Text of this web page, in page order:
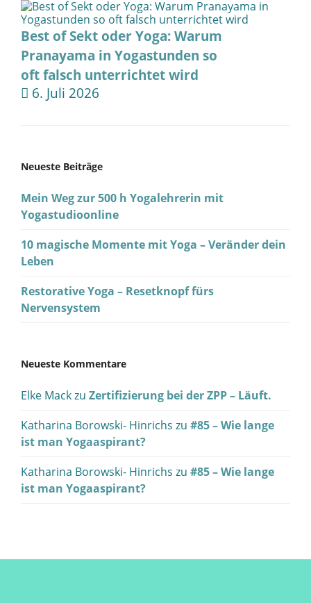
Best of Sekt oder Yoga: Warum
Pranayama in Yogastunden so
oft falsch unterrichtet wird
6. Juli 2026
Neueste Beiträge
Mein Weg zur 500 h Yogalehrerin mit
Yogastudioonline
10 magische Momente mit Yoga – Veränder dein
Leben
Restorative Yoga – Resetknopf fürs
Nervensystem
Neueste Kommentare
Elke Mackzu Zertifizierung bei der ZPP – Läuft.
Katharina Borowski- Hinrichs zu #85 – Wie lange
ist man Yogaaspirant?
Katharina Borowski- Hinrichs zu #85 – Wie lange
ist man Yogaaspirant?